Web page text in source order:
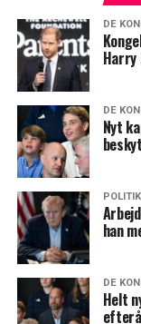
DE
DE
Nyt
POLITIK
han
DE
Helt